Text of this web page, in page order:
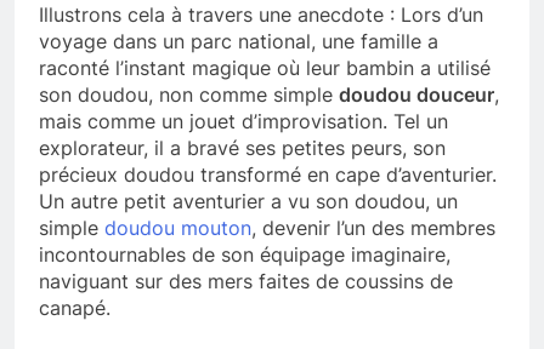
Illustrons cela à travers une anecdote : Lors d’un
voyage dans un parc national, une famille a
raconté l’instant magique où leur bambin a utilisé
son doudou, non comme simple doudou douceur,
mais comme un jouet d’improvisation. Tel un
explorateur, il a bravé ses petites peurs, son
précieux doudou transformé en cape d’aventurier.
Un autre petit aventurier a vu son doudou, un
simple doudou mouton, devenir l’un des membres
incontournables de son équipage imaginaire,
naviguant sur des mers faites de coussins de
canapé.